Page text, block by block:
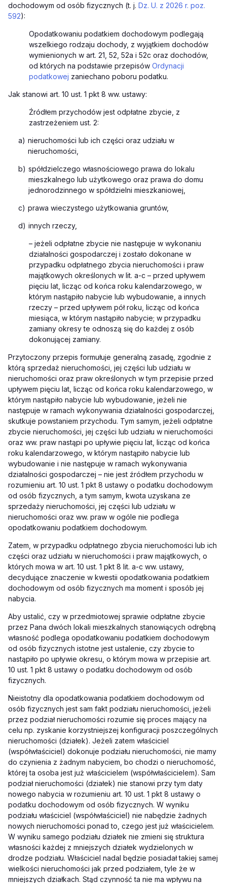
dochodowym od osób fizycznych (t. j. Dz. U. z 2026 r. poz.
592):
Opodatkowaniu podatkiem dochodowym podlegają
wszelkiego rodzaju dochody, z wyjątkiem dochodów
wymienionych w art. 21, 52, 52a i 52c oraz dochodów,
od których na podstawie przepisów Ordynacji
podatkowej zaniechano poboru podatku.
Jak stanowi art. 10 ust. 1 pkt 8 ww. ustawy:
Źródłem przychodów jest odpłatne zbycie, z
zastrzeżeniem ust. 2:
a) nieruchomości lub ich części oraz udziału w
nieruchomości,
b) spółdzielczego własnościowego prawa do lokalu
mieszkalnego lub użytkowego oraz prawa do domu
jednorodzinnego w spółdzielni mieszkaniowej,
c) prawa wieczystego użytkowania gruntów,
d) innych rzeczy,
– jeżeli odpłatne zbycie nie następuje w wykonaniu
działalności gospodarczej i zostało dokonane w
przypadku odpłatnego zbycia nieruchomości i praw
majątkowych określonych w lit. a-c – przed upływem
pięciu lat, licząc od końca roku kalendarzowego, w
którym nastąpiło nabycie lub wybudowanie, a innych
rzeczy – przed upływem pół roku, licząc od końca
miesiąca, w którym nastąpiło nabycie; w przypadku
zamiany okresy te odnoszą się do każdej z osób
dokonującej zamiany.
Przytoczony przepis formułuje generalną zasadę, zgodnie z
którą sprzedaż nieruchomości, jej części lub udziału w
nieruchomości oraz praw określonych w tym przepisie przed
upływem pięciu lat, licząc od końca roku kalendarzowego, w
którym nastąpiło nabycie lub wybudowanie, jeżeli nie
następuje w ramach wykonywania działalności gospodarczej,
skutkuje powstaniem przychodu. Tym samym, jeżeli odpłatne
zbycie nieruchomości, jej części lub udziału w nieruchomości
oraz ww. praw nastąpi po upływie pięciu lat, licząc od końca
roku kalendarzowego, w którym nastąpiło nabycie lub
wybudowanie i nie następuje w ramach wykonywania
działalności gospodarczej – nie jest źródłem przychodu w
rozumieniu art. 10 ust. 1 pkt 8 ustawy o podatku dochodowym
od osób fizycznych, a tym samym, kwota uzyskana ze
sprzedaży nieruchomości, jej części lub udziału w
nieruchomości oraz ww. praw w ogóle nie podlega
opodatkowaniu podatkiem dochodowym.
Zatem, w przypadku odpłatnego zbycia nieruchomości lub ich
części oraz udziału w nieruchomości i praw majątkowych, o
których mowa w art. 10 ust. 1 pkt 8 lit. a-c ww. ustawy,
decydujące znaczenie w kwestii opodatkowania podatkiem
dochodowym od osób fizycznych ma moment i sposób jej
nabycia.
Aby ustalić, czy w przedmiotowej sprawie odpłatne zbycie
przez Pana dwóch lokali mieszkalnych stanowiących odrębną
własność podlega opodatkowaniu podatkiem dochodowym
od osób fizycznych istotne jest ustalenie, czy zbycie to
nastąpiło po upływie okresu, o którym mowa w przepisie art.
10 ust. 1 pkt 8 ustawy o podatku dochodowym od osób
fizycznych.
Nieistotny dla opodatkowania podatkiem dochodowym od
osób fizycznych jest sam fakt podziału nieruchomości, jeżeli
przez podział nieruchomości rozumie się proces mający na
celu np. zyskanie korzystniejszej konfiguracji poszczególnych
nieruchomości (działek). Jeżeli zatem właściciel
(współwłaściciel) dokonuje podziału nieruchomości, nie mamy
do czynienia z żadnym nabyciem, bo chodzi o nieruchomość,
której ta osoba jest już właścicielem (współwłaścicielem). Sam
podział nieruchomości (działek) nie stanowi przy tym daty
nowego nabycia w rozumieniu art. 10 ust. 1 pkt 8 ustawy o
podatku dochodowym od osób fizycznych. W wyniku
podziału właściciel (współwłaściciel) nie nabędzie żadnych
nowych nieruchomości ponad to, czego jest już właścicielem.
W wyniku samego podziału działek nie zmieni się struktura
własności każdej z mniejszych działek wydzielonych w
drodze podziału. Właściciel nadal będzie posiadał takiej samej
wielkości nieruchomości jak przed podziałem, tyle że w
mniejszych działkach. Stąd czynność ta nie ma wpływu na